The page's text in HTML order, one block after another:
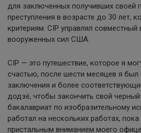
для заключенных получивших своей
преступления в возрасте до 30 лет,
критериям. CIP управлял
вооруженных сил США.
CIP — это путешествие, которое я
счастью, после шести месяцев я был
заключения и более
додзё, чтобы закончить свой
бакалавриат по изобразительному
работал на нескольких работах,
пристальным вниманием моего